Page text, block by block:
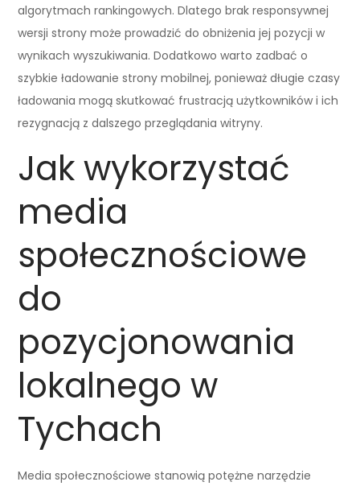
algorytmach rankingowych. Dlatego brak responsywnej
wersji strony może prowadzić do obniżenia jej pozycji w
wynikach wyszukiwania. Dodatkowo warto zadbać o
szybkie ładowanie strony mobilnej, ponieważ długie czasy
ładowania mogą skutkować frustracją użytkowników i ich
rezygnacją z dalszego przeglądania witryny.
Jak wykorzystać
media
społecznościowe
do
pozycjonowania
lokalnego w
Tychach
Media społecznościowe stanowią potężne narzędzie